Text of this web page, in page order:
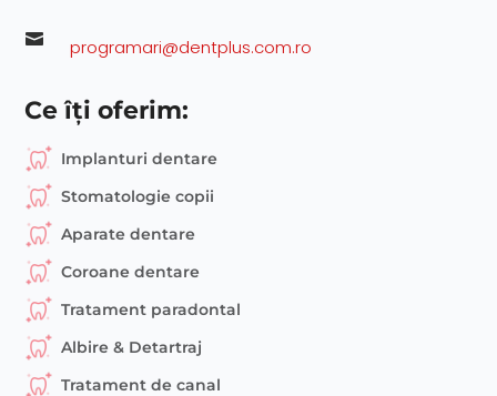
 programari@dentplus.com.ro
Ce îți oferim:
Implanturi dentare
Stomatologie copii
Aparate dentare
Coroane dentare
Tratament paradontal
Albire & Detartraj
Tratament de canal